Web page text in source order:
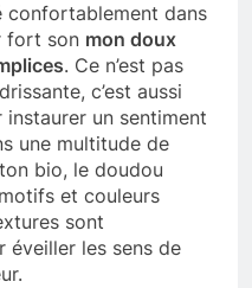
confortablement dans
fort son mon doux
. Ce n’est pas
c’est aussi
un sentiment
une multitude de
bio, le doudou
et couleurs
sont
éveiller les sens de